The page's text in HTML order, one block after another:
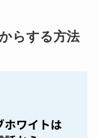
法まとめ！契
最短手続きや
らする方法